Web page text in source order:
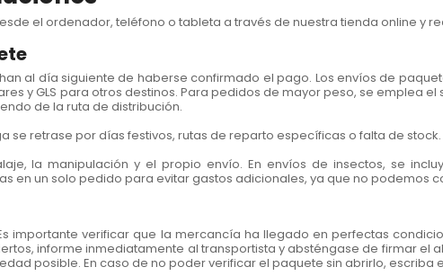
el ordenador, teléfono o tableta a través de nuestra tienda online y
al día siguiente de haberse confirmado el pago. Los envíos de
y GLS para otros destinos. Para pedidos de mayor peso, se emplea el
de la ruta de distribución.
se retrase por días festivos, rutas de reparto específicas o falta de
la manipulación y el propio envío. En envíos de insectos, se
en un solo pedido para evitar gastos adicionales, ya que no podemos
importante verificar que la mercancía ha llegado en perfectas
informe inmediatamente al transportista y absténgase de firmar el
posible. En caso de no poder verificar el paquete sin abrirlo, escriba